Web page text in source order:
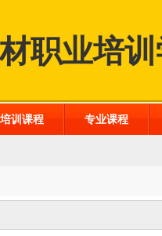
职业培
培训课程 专业课程